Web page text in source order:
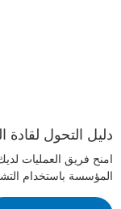
دليل التحول لقادة
امنح فريق العمليات
المؤسسة باستخدام